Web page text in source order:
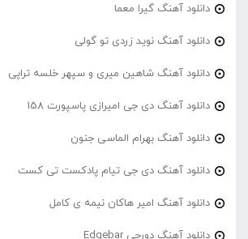
دانلود آهنگ گیرا معما
دانلود آهنگ نوید زردی تو گولی
دانلود آهنگ شاهین میری و سپهر خلسه تراپی
دانلود آهنگ دی جی امیرازی پاسپورت 158
دانلود آهنگ بهرام الماسی جنون
دانلود آهنگ دی جی تیام پادکست تی کست
دانلود آهنگ امیر هاکان نیمه ی کامل
دانلود آهنگ دورچی Edgebar